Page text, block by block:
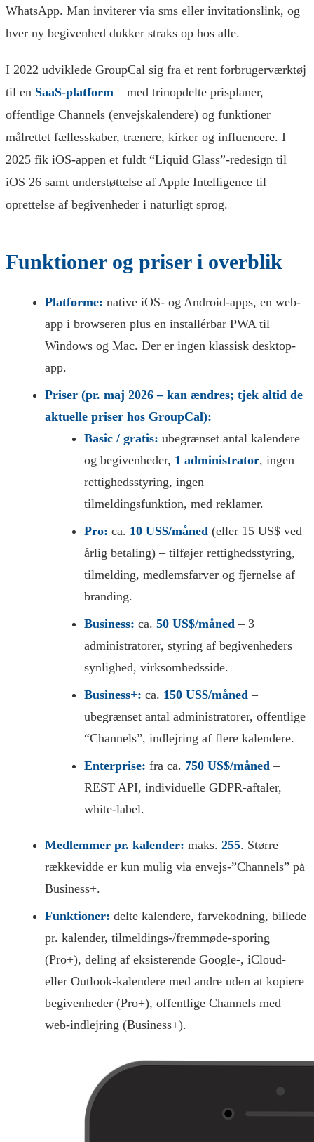
WhatsApp. Man inviterer via sms eller invitationslink, og
hver ny begivenhed dukker straks op hos alle.
I 2022 udviklede GroupCal sig fra et rent forbrugerværktøj
til en SaaS-platform – med trinopdelte prisplaner,
offentlige Channels (envejskalendere) og funktioner
målrettet fællesskaber, trænere, kirker og influencere. I
2025 fik iOS-appen et fuldt “Liquid Glass”-redesign til
iOS 26 samt understøttelse af Apple Intelligence til
oprettelse af begivenheder i naturligt sprog.
Funktioner og priser i overblik
Platforme: native iOS- og Android-apps, en web-
app i browseren plus en installérbar PWA til
Windows og Mac. Der er ingen klassisk desktop-
app.
Priser (pr. maj 2026 – kan ændres; tjek altid de
aktuelle priser hos GroupCal):
Basic / gratis: ubegrænset antal kalendere
og begivenheder, 1 administrator, ingen
rettighedsstyring, ingen
tilmeldingsfunktion, med reklamer.
Pro: ca. 10 US$/måned (eller 15 US$ ved
årlig betaling) – tilføjer rettighedsstyring,
tilmelding, medlemsfarver og fjernelse af
branding.
Business: ca. 50 US$/måned – 3
administratorer, styring af begivenheders
synlighed, virksomhedsside.
Business+: ca. 150 US$/måned –
ubegrænset antal administratorer, offentlige
“Channels”, indlejring af flere kalendere.
Enterprise: fra ca. 750 US$/måned –
REST API, individuelle GDPR-aftaler,
white-label.
Medlemmer pr. kalender: maks. 255. Større
rækkevidde er kun mulig via envejs-”Channels” på
Business+.
Funktioner: delte kalendere, farvekodning, billede
pr. kalender, tilmeldings-/fremmøde-sporing
(Pro+), deling af eksisterende Google-, iCloud-
eller Outlook-kalendere med andre uden at kopiere
begivenheder (Pro+), offentlige Channels med
web-indlejring (Business+).